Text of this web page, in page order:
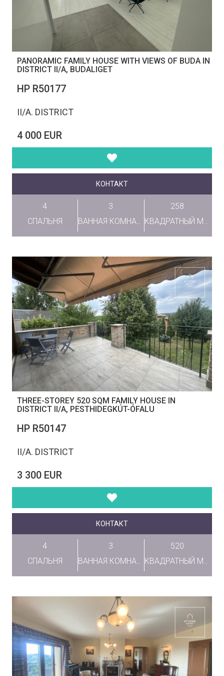
PANORAMIC FAMILY HOUSE WITH VIEWS OF BUDA IN
DISTRICT II/A, BUDALIGET
НР R50177
II/A. DISTRICT
4 000 EUR
КОНТАКТ
4
СПАЛЬНЯ
3
258
THREE-STOREY 520 SQM FAMILY HOUSE IN
DISTRICT II/A, PESTHIDEGKÚT-ÓFALU
НР R50147
II/A. DISTRICT
3 300 EUR
КОНТАКТ
4
СПАЛЬНЯ
3
ВАННАЯ КОМНАТА
520
КВАДРАТНЫЙ МЕТР